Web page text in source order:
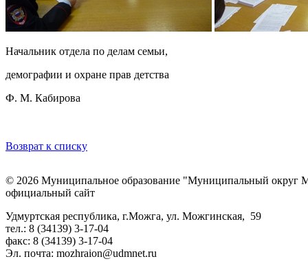
Начальник отдела по делам семьи,
демографии и охране прав детства
Ф. М. Кабирова
Возврат к списку
© 2026 Муниципальное образование "Муниципальный округ
официальный сайт
Удмуртская республика, г.Можга, ул. Можгинская, 59
тел.: 8 (34139) 3-17-04
факс: 8 (34139) 3-17-04
Эл. почта: mozhraion@udmnet.ru